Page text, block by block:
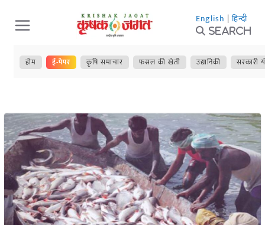
Skip
to
content
English | हिन्दी
Search
होम ई-पेपर कृषि समाचार फसल की खेती उद्यानिकी सरकारी